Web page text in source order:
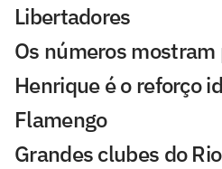
Libertadores
Os números mostram
Henrique é o reforço
Flamengo
Grandes clubes do